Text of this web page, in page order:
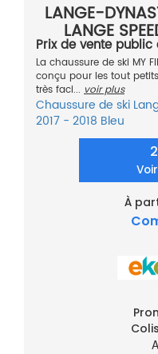
LANGE-
LANGE
Prix de vente
La chaussure de ski MY
conçu pour les tout
très faci... voir plus
Chaussure de ski
2017 - 2018 Bleu
À